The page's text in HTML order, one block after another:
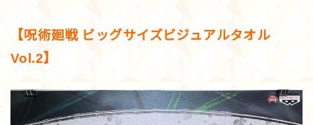
【呪術廻戦 ビッグサイズビジュアルタオル
Vol.2】